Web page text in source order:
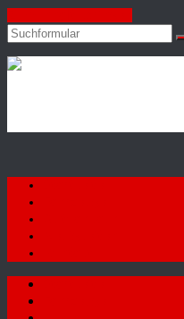
Autohaus